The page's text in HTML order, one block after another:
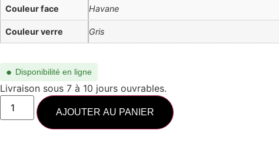
Couleur face Havane
Couleur verre Gris
● Disponibilité en ligne
Livraison sous 7 à 10 jours ouvrables.
AJOUTER AU PANIER